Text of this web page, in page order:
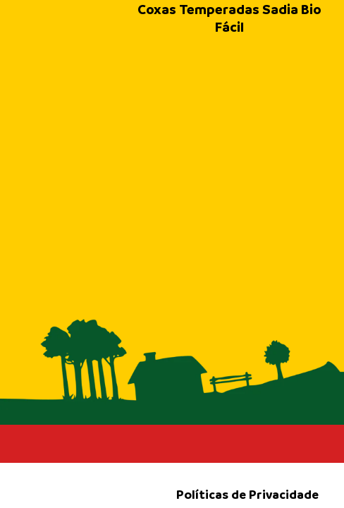
Coxas Temperadas Sadia Bio
Fácil
Políticas de Privacidade